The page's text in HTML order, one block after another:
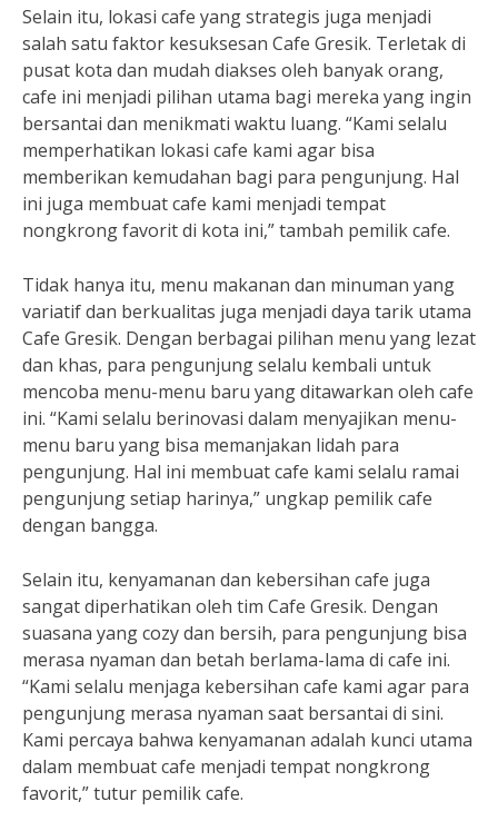
Selain itu, lokasi cafe yang strategis juga menjadi
salah satu faktor kesuksesan Cafe Gresik. Terletak di
pusat kota dan mudah diakses oleh banyak orang,
cafe ini menjadi pilihan utama bagi mereka yang ingin
bersantai dan menikmati waktu luang. “Kami selalu
memperhatikan lokasi cafe kami agar bisa
memberikan kemudahan bagi para pengunjung. Hal
ini juga membuat cafe kami menjadi tempat
nongkrong favorit di kota ini,” tambah pemilik cafe.
Tidak hanya itu, menu makanan dan minuman yang
variatif dan berkualitas juga menjadi daya tarik utama
Cafe Gresik. Dengan berbagai pilihan menu yang lezat
dan khas, para pengunjung selalu kembali untuk
mencoba menu-menu baru yang ditawarkan oleh cafe
ini. “Kami selalu berinovasi dalam menyajikan menu-
menu baru yang bisa memanjakan lidah para
pengunjung. Hal ini membuat cafe kami selalu ramai
pengunjung setiap harinya,” ungkap pemilik cafe
dengan bangga.
Selain itu, kenyamanan dan kebersihan cafe juga
sangat diperhatikan oleh tim Cafe Gresik. Dengan
suasana yang cozy dan bersih, para pengunjung bisa
merasa nyaman dan betah berlama-lama di cafe ini.
“Kami selalu menjaga kebersihan cafe kami agar para
pengunjung merasa nyaman saat bersantai di sini.
Kami percaya bahwa kenyamanan adalah kunci utama
dalam membuat cafe menjadi tempat nongkrong
favorit,” tutur pemilik cafe.